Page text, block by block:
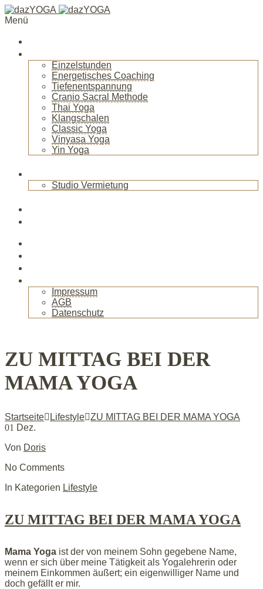
Menü
Einzelstunden
Energetisches Coaching
Tiefenentspannung
Cranio Sacral Methode
Thai Yoga
Klangschalen
Classic Yoga
Vinyasa Yoga
Yin Yoga
Studio Vermietung
Impressum
AGB
Datenschutz
ZU MITTAG BEI DER
MAMA YOGA
Startseite Lifestyle ZU MITTAG BEI DER MAMA YOGA
01 Dez.
Von Doris
No Comments
In Kategorien Lifestyle
ZU MITTAG BEI DER MAMA YOGA
Mama Yoga ist der von meinem Sohn gegebene Name,
wenn er sich über meine Tätigkeit als Yogalehrerin oder
meinem Einkommen äußert; ein eigenwilliger Name und
doch gefällt er mir.